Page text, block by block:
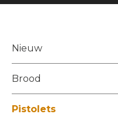
Nieuw
Brood
Pistolets